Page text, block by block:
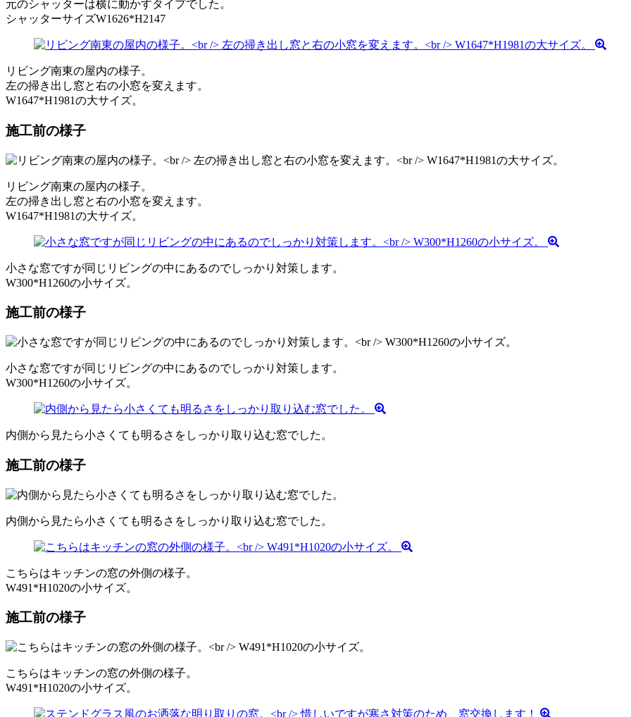
元のシャッターは横に動かすタイプでした。
シャッターサイズW1626*H2147
リビング南東の屋内の様子。
左の掃き出し窓と右の小窓を変えます。
W1647*H1981の大サイズ。
施工前の様子
リビング南東の屋内の様子。
左の掃き出し窓と右の小窓を変えます。
W1647*H1981の大サイズ。
小さな窓ですが同じリビングの中にあるのでしっかり対策します。
W300*H1260の小サイズ。
施工前の様子
小さな窓ですが同じリビングの中にあるのでしっかり対策します。
W300*H1260の小サイズ。
内側から見たら小さくても明るさをしっかり取り込む窓でした。
施工前の様子
内側から見たら小さくても明るさをしっかり取り込む窓でした。
こちらはキッチンの窓の外側の様子。
W491*H1020の小サイズ。
施工前の様子
こちらはキッチンの窓の外側の様子。
W491*H1020の小サイズ。